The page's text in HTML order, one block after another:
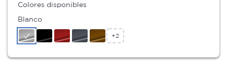
Colores disponibles
Blanco
+2